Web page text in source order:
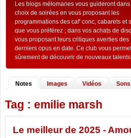
Les blogs mélomanes vous guideront
choix de soirées en vous proposant les
programmations des caf' conc, cabarets et
que vous préférez ; dans vos achats de
vous proposant leurs critiques averties des
derniers opus en date. Ce club vous
sûrement de découvrir de nouveaux
Notes Images Vidéos Sons
Tag : emilie marsh
Le meilleur de 2025 -